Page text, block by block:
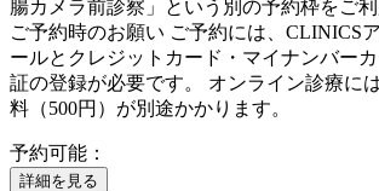
腸カメラ前診察」という別の予約枠をご
ご予約時のお願い ご予約には、CLINICS
ールとクレジットカード・マイナンバー
証の登録が必要です。 オンライン診療に
料（500円）が別途かかります。
予約可能：
詳細を見る